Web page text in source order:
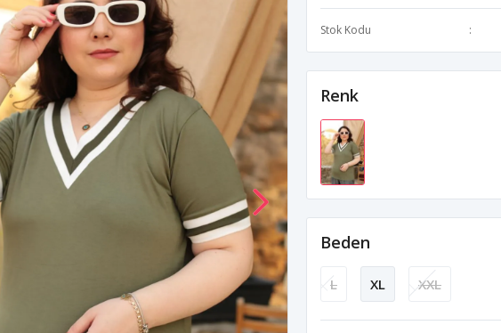
Stok Kodu
Renk
Beden
L XL XXL